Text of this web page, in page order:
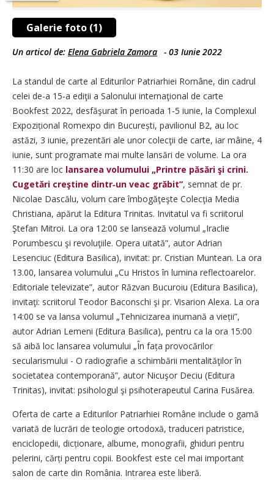
Galerie foto (1)
Un articol de: Elena Gabriela Zamora - 03 Iunie 2022
La standul de carte al Editurilor Patriarhiei Române, din cadrul
celei de-a 15‑a ediţii a Salonului internaţional de carte
Bookfest 2022, desfăşurat în perioada 1‑5 iunie, la Complexul
Expozițional Romexpo din București, pavilionul B2, au loc
astăzi, 3 iunie, prezentări ale unor colecţii de carte, iar mâine, 4
iunie, sunt programate mai multe lansări de volume. La ora
11:30 are loc lansarea volumului „Printre păsări şi crini.
Cugetări creştine dintr‑un veac grăbit”, semnat de pr.
Nicolae Dascălu, volum care îmbogăţeşte Colecţia Media
Christiana, apărut la Editura Trinitas. Invitatul va fi scriitorul
Ştefan Mitroi. La ora 12:00 se lansează volumul „Iraclie
Porumbescu şi revoluţiile. Opera uitată”, autor Adrian
Lesenciuc (Editura Basilica), invitat: pr. Cristian Muntean. La ora
13.00, lansarea volumului „Cu Hristos în lumina reflectoarelor.
Editoriale televizate”, autor Răzvan Bucuroiu (Editura Basilica),
invitaţi: scriitorul Teodor Baconschi şi pr. Visarion Alexa. La ora
14:00 se va lansa volumul „Tehnicizarea inumană a vieții”,
autor Adrian Lemeni (Editura Basilica), pentru ca la ora 15:00
să aibă loc lansarea volumului „În fața provocărilor
secularismului - O radiografie a schimbării mentalităţilor în
societatea contemporană”, autor Nicuşor Deciu (Editura
Trinitas), invitat: psihologul şi psihoterapeutul Carina Fusărea.
Oferta de carte a Editurilor Patriarhiei Române include o gamă
variată de lucrări de teologie ortodoxă, traduceri patristice,
enciclopedii, dicționare, albume, monografii, ghiduri pentru
pelerini, cărți pentru copii. Bookfest este cel mai important
salon de carte din România. Intrarea este liberă.